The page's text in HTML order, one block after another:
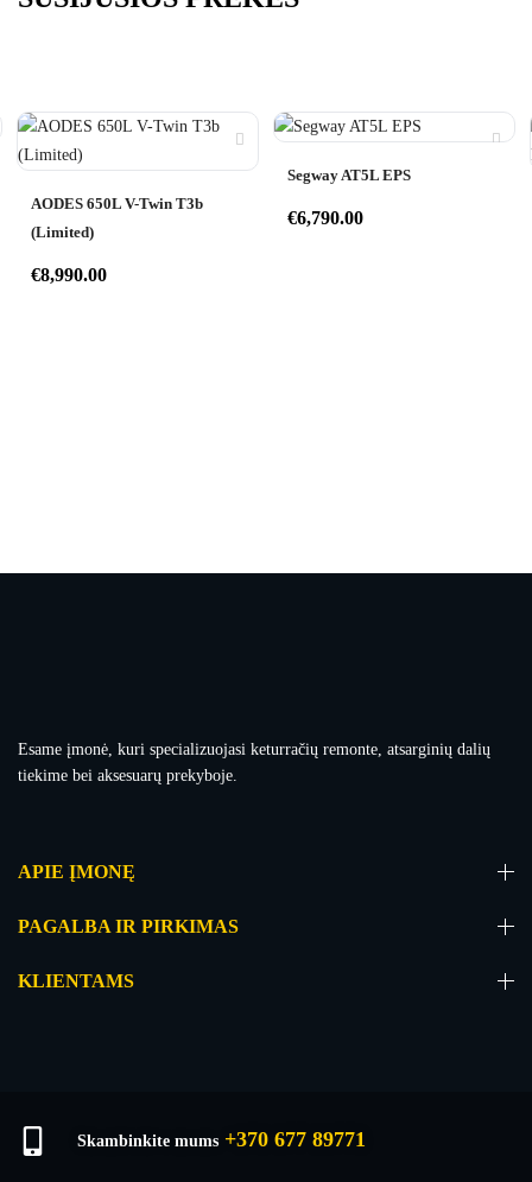
AODES 650L V-Twin T3b
(Limited)
€8,990.00
Segway AT5L EPS
€6,790.00
Esame įmonė, kuri specializuojasi keturračių remonte, atsarginių dalių
tiekime bei aksesuarų prekyboje.
APIE ĮMONĘ
PAGALBA IR PIRKIMAS
KLIENTAMS
Skambinkite mums +370 677 89771